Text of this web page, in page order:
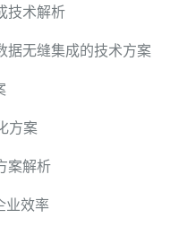
技术解析
据无缝集成的技术方案
方案
案解析
业效率